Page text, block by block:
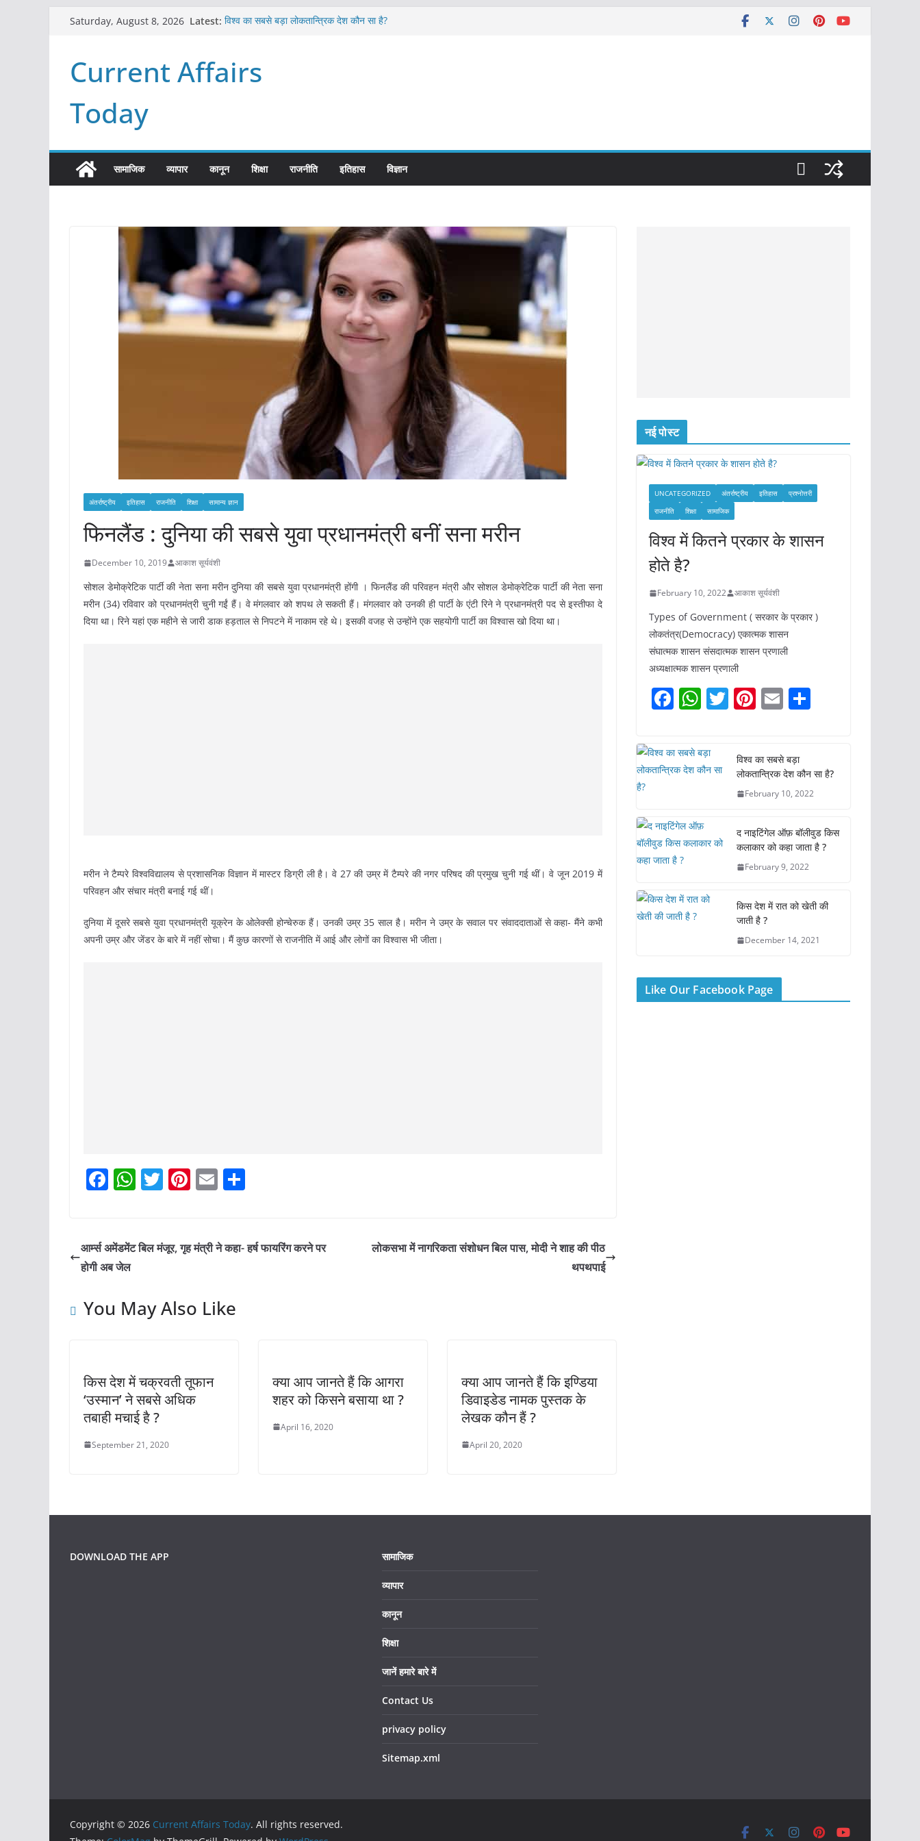
Saturday, August 8, 2026 Latest: विश्व का सबसे बड़ा लोकतान्त्रिक देश कौन सा है?
आखिर क्यों हमेशा पीले बोर्ड पर ही लिखे होते हैं रेलवे स्टेशन के नाम ?
विश्व में कितने प्रकार के शासन होते है?
Current Affairs
Today
सामाजिक व्यापार कानून शिक्षा राजनीति इतिहास विज्ञान
अंतर्राष्ट्रीय इतिहास राजनीति शिक्षा सामान्य ज्ञान
फिनलैंड : दुनिया की सबसे युवा प्रधानमंत्री बनीं सना मरीन
December 10, 2019 आकाश सूर्यवंशी
सोशल डेमोक्रेटिक पार्टी की नेता सना मरीन दुनिया की सबसे युवा प्रधानमंत्री होंगी । फिनलैंड की परिवहन मंत्री और सोशल डेमोक्रेटिक पार्टी की नेता सना
मरीन (34) रविवार को प्रधानमंत्री चुनी गईं हैं। वे मंगलवार को शपथ ले सकती हैं। मंगलवार को उनकी ही पार्टी के एंटी रिने ने प्रधानमंत्री पद से इस्तीफा दे
दिया था। रिने यहां एक महीने से जारी डाक हड़ताल से निपटने में नाकाम रहे थे। इसकी वजह से उन्होंने एक सहयोगी पार्टी का विश्वास खो दिया था।
मरीन ने टैम्परे विश्वविद्यालय से प्रशासनिक विज्ञान में मास्टर डिग्री ली है। वे 27 की उम्र में टैम्परे की नगर परिषद की प्रमुख चुनी गई थीं। वे जून 2019 में
परिवहन और संचार मंत्री बनाई गई थीं।
दुनिया में दूसरे सबसे युवा प्रधानमंत्री यूक्रेन के ओलेक्सी होन्चेरुक हैं। उनकी उम्र 35 साल है। मरीन ने उम्र के सवाल पर संवाददाताओं से कहा- मैंने कभी
अपनी उम्र और जेंडर के बारे में नहीं सोचा। मैं कुछ कारणों से राजनीति में आई और लोगों का विश्वास भी जीता।
F
e
b
o
W
s
p
T
er
Pi
e
E
l e
आर्म्स अमेंडमेंट बिल मंजूर, गृह मंत्री ने कहा- हर्ष फायरिंग करने पर
होगी अब जेल
लोकसभा में नागरिकता संशोधन बिल पास, मोदी ने शाह की पीठ
थपथपाई
You May Also Like
किस देश में चक्रवती तूफान
‘उस्मान’ ने सबसे अधिक
तबाही मचाई है ?
September 21, 2020
क्या आप जानते हैं कि आगरा
शहर को किसने बसाया था ?
April 16, 2020
क्या आप जानते हैं कि इण्डिया
डिवाइडेड नामक पुस्तक के
लेखक कौन हैं ?
April 20, 2020
नई पोस्ट
UNCATEGORIZED अंतर्राष्ट्रीय इतिहास
प्रश्नोत्तरी
राजनीति
शिक्षा सामाजिक
विश्व में कितने प्रकार के शासन
होते है?
February 10, 2022 आकाश सूर्यवंशी
Types of Government ( सरकार के प्रकार )
लोकतंत्र(Democracy) एकात्मक शासन
संघात्मक शासन संसदात्मक शासन प्रणाली
अध्यक्षात्मक शासन प्रणाली
F
c
e
o
k
W
at
s
p
T
er
Pi
e
st
E
l e
विश्व का सबसे बड़ा
लोकतान्त्रिक देश कौन सा है?
February 10, 2022
द नाइटिंगेल ऑफ़ बॉलीवुड किस
कलाकार को कहा जाता है ?
February 9, 2022
किस देश में रात को खेती की
जाती है ?
December 14, 2021
Like Our Facebook Page
DOWNLOAD THE APP सामाजिक
व्यापार
कानून
शिक्षा
जानें हमारे बारे में
Contact Us
privacy policy
Sitemap.xml
Copyright © 2026 Current Affairs Today. All rights reserved.